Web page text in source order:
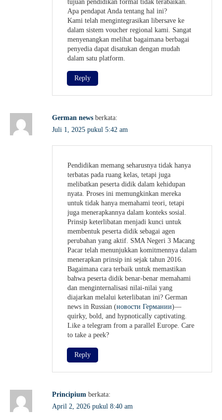
tujuan pendidikan formal tidak terabaikan.
Apa pendapat Anda tentang hal ini?
Kami telah mengintegrasikan libersave ke
dalam sistem voucher regional kami. Sangat
menyenangkan melihat bagaimana berbagai
penyedia dapat disatukan dengan mudah
dalam satu platform.
Reply
German news berkata:
Juli 1, 2025 pukul 5:42 am
Pendidikan memang seharusnya tidak hanya
terbatas pada ruang kelas, tetapi juga
melibatkan peserta didik dalam kehidupan
nyata. Proses ini memungkinkan mereka
untuk tidak hanya memahami teori, tetapi
juga menerapkannya dalam konteks sosial.
Prinsip keterlibatan menjadi kunci untuk
membentuk peserta didik sebagai agen
perubahan yang aktif. SMA Negeri 3 Macang
Pacar telah menunjukkan komitmennya dalam
menerapkan prinsip ini sejak tahun 2016.
Bagaimana cara terbaik untuk memastikan
bahwa peserta didik benar-benar memahami
dan menginternalisasi nilai-nilai yang
diajarkan melalui keterlibatan ini? German
news in Russian (новости Германии)—
quirky, bold, and hypnotically captivating.
Like a telegram from a parallel Europe. Care
to take a peek?
Reply
Principium berkata:
April 2, 2026 pukul 8:40 am